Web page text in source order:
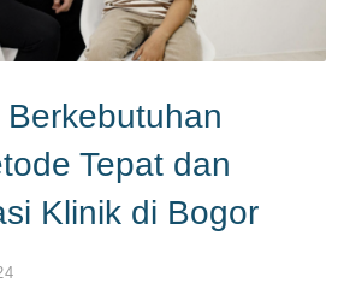
Tepat dan
Klinik di Bogor